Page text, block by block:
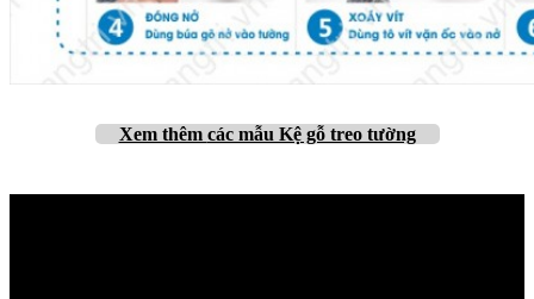
Xem thêm các mẫu Kệ gỗ treo tường